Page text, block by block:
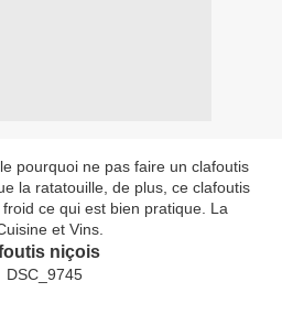
pourquoi ne pas faire un clafoutis
la ratatouille, de plus, ce clafoutis
ce qui est bien pratique. La
et Vins.
niçois